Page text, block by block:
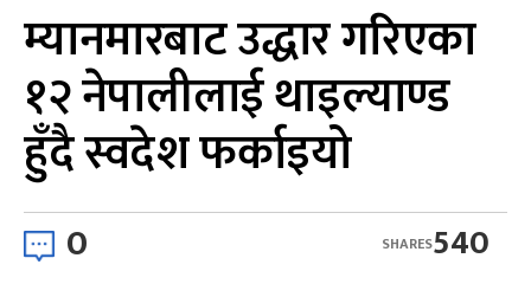
म्यानमारबाट उद्धार गरिएका
१२ नेपालीलाई थाइल्याण्ड
हुँदै स्वदेश फर्काइयो
0 540
SHARES